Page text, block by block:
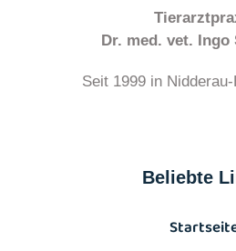
Dr. med. vet. Ingo
Seit 1999 in
Beliebte